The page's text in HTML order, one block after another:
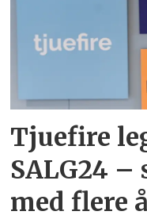
Tjuefire
SALG24
med flere